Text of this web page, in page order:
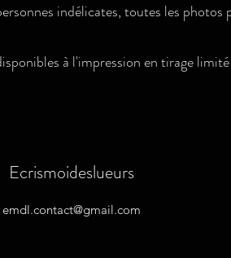
indélicates, toutes les photos
à l'impression en tirage
Ecrismoideslueurs
emdl.contact@gmail.com